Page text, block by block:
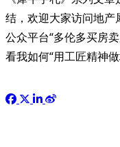
结，欢迎大家访问地产
公众平台“多伦多买房
看我如何“用工匠精神做